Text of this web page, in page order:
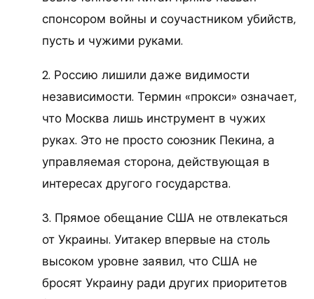
спонсором войны и соучастником убийств,
пусть и чужими руками.
2. Россию лишили даже видимости
независимости. Термин «прокси» означает,
что Москва лишь инструмент в чужих
руках. Это не просто союзник Пекина, а
управляемая сторона, действующая в
интересах другого государства.
3. Прямое обещание США не отвлекаться
от Украины. Уитакер впервые на столь
высоком уровне заявил, что США не
бросят Украину ради других приоритетов